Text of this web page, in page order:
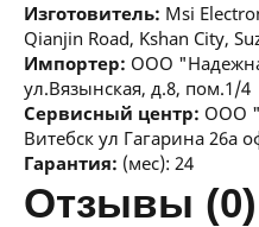
Изготовитель: Msi
Qianjin Road, Kshan City,
Импортер: ООО
ул.Вязынская, д.8, пом.1/4
Сервисный центр: ООО
Витебск ул Гагарина 26а
Гарантия: (мес): 24
отзывы (0)